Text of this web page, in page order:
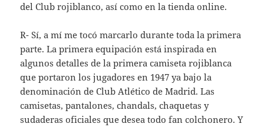
del Club rojiblanco, así como en la tienda online.
R- Sí, a mí me tocó marcarlo durante toda la primera
parte. La primera equipación está inspirada en
algunos detalles de la primera camiseta rojiblanca
que portaron los jugadores en 1947 ya bajo la
denominación de Club Atlético de Madrid. Las
camisetas, pantalones, chandals, chaquetas y
sudaderas oficiales que desea todo fan colchonero. Y